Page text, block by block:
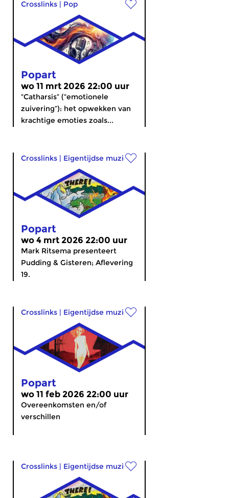
Crosslinks | Pop
Popart
wo 11 mrt 2026 22:00 uur
“Catharsis” (“emotionele
zuivering”): het opwekken van
krachtige emoties zoals...
Crosslinks | Eigentijdse muziek
Popart
wo 4 mrt 2026 22:00 uur
Mark Ritsema presenteert
Pudding & Gisteren; Aflevering
19.
Crosslinks | Eigentijdse muziek
Popart
wo 11 feb 2026 22:00 uur
Overeenkomsten en/of
verschillen
Crosslinks | Eigentijdse muziek